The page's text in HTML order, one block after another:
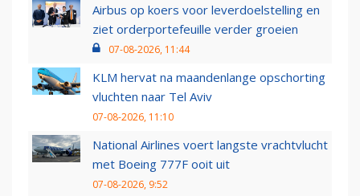
Airbus op koers voor leverdoelstelling en
ziet orderportefeuille verder groeien
07-08-2026, 11:44
KLM hervat na maandenlange opschorting
vluchten naar Tel Aviv
07-08-2026, 11:10
National Airlines voert langste vrachtvlucht
met Boeing 777F ooit uit
07-08-2026, 9:52